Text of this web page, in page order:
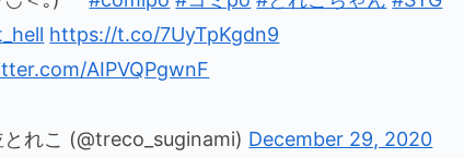
https://t.co/7UyTpKgdn9
AIPVQPgwnF
れこ (@treco_suginami) December 29, 2020